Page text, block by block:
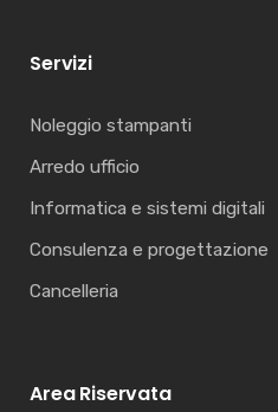
Servizi
Noleggio stampanti
Arredo ufficio
Informatica e sistemi digitali
Consulenza e progettazione
Cancelleria
Area Riservata